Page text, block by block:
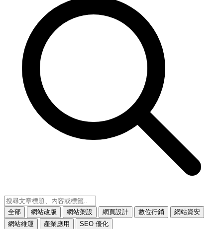
全部 網站改版 網站架設 網頁設計 數位行銷
網站資安
網站維運
產業應用 SEO 優化